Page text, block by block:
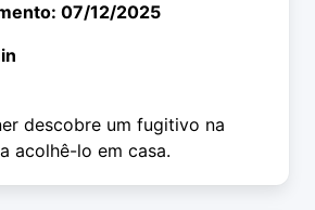
07/12/2025
descobre um fugitivo na
acolhê-lo em casa.